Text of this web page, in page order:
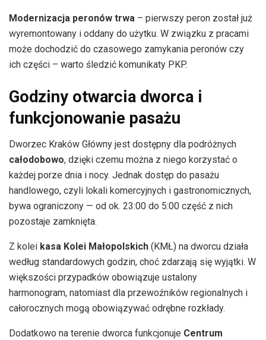
Modernizacja peronów trwa – pierwszy peron został już
wyremontowany i oddany do użytku. W związku z pracami
może dochodzić do czasowego zamykania peronów czy
ich części – warto śledzić komunikaty PKP.
Godziny otwarcia dworca i
funkcjonowanie pasażu
Dworzec Kraków Główny jest dostępny dla podróżnych
całodobowo, dzięki czemu można z niego korzystać o
każdej porze dnia i nocy. Jednak dostęp do pasażu
handlowego, czyli lokali komercyjnych i gastronomicznych,
bywa ograniczony — od ok. 23:00 do 5:00 część z nich
pozostaje zamknięta.
Z kolei kasa Kolei Małopolskich (KMŁ) na dworcu działa
według standardowych godzin, choć zdarzają się wyjątki. W
większości przypadków obowiązuje ustalony
harmonogram, natomiast dla przewoźników regionalnych i
całorocznych mogą obowiązywać odrębne rozkłady.
Dodatkowo na terenie dworca funkcjonuje Centrum